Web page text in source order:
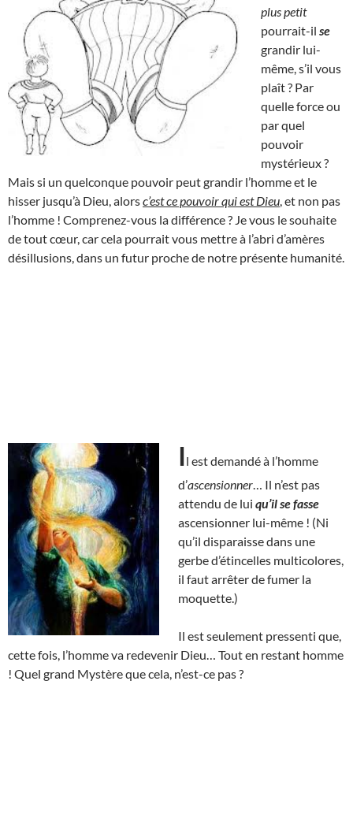
plus petit
pourrait-il se
grandir lui-
même, s’il vous
plaît ? Par
quelle force ou
par quel
pouvoir
mystérieux ?
Mais si un quelconque pouvoir peut grandir l’homme et le
hisser jusqu’à Dieu, alorsc’est ce pouvoir qui est Dieu , et non pas
l’homme ! Comprenez-vous la différence ? Je vous le souhaite
de tout cœur, car cela pourrait vous mettre à l’abri d’amères
désillusions, dans un futur proche de notre présente humanité.
Il est demandé à l’homme
d’ascensionner … Il n’est pas
attendu de lui qu’il se fasse
ascensionner lui-même ! (Ni
qu’il disparaisse dans une
gerbe d’étincelles multicolores,
il faut arrêter de fumer la
moquette.)
Il est seulement pressenti que,
cette fois, l’homme va redevenir Dieu… Tout en restant homme
! Quel grand Mystère que cela, n’est-ce pas ?